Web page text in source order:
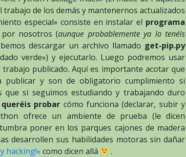
de los demás y mantenernos actualizados
especial» consiste en instalar el programa
nosotros (aunque probablemente ya lo tenéis
descargar un archivo llamado get-pip.py
verde») y ejecutarlo. Luego podremos usar
publicado. Aquí es importante acotar que
y son de obligatorio cumplimiento si
que si seguimos estudiando y trabajando duro
probar cómo funciona (declarar, subir y
ofrece un ambiente de prueba (le dicen
poner en los parques cajones de madera
desarrollen sus habilidades motoras sin dañar
hacking!» como dicen allá .